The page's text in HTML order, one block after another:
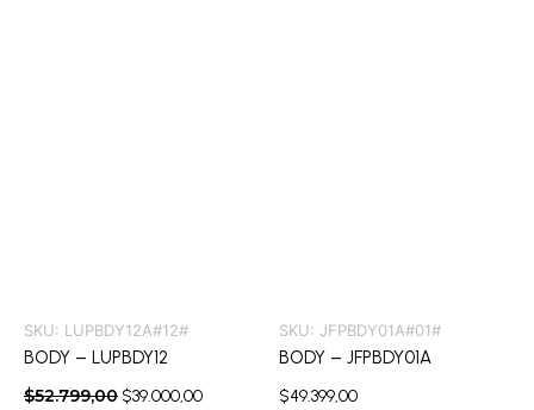
SKU: LUPBDY12A#12#
BODY – LUPBDY12
$52.799,00 $39.000,00
SKU: JFPBDY01A#01#
BODY – JFPBDY01A
$49.399,00